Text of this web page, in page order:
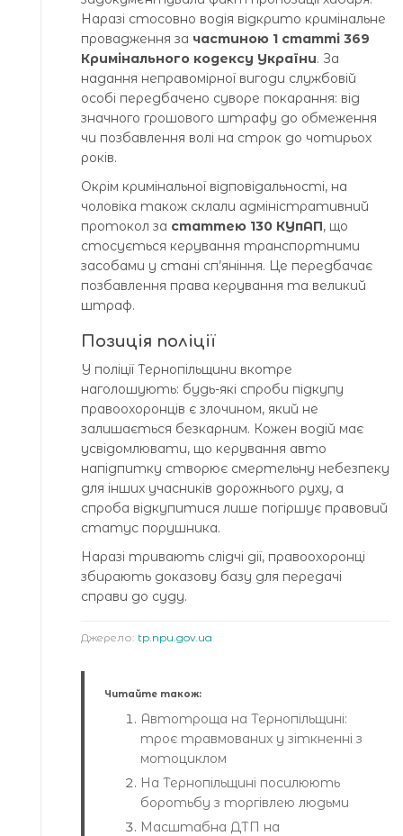
Наразі стосовно водія відкрито кримінальне
провадження за частиною 1 статті 369
Кримінального кодексу України. За
надання неправомірної вигоди службовій
особі передбачено суворе покарання: від
значного грошового штрафу до обмеження
чи позбавлення волі на строк до чотирьох
років.
Окрім кримінальної відповідальності, на
чоловіка також склали адміністративний
протокол за статтею 130 КУпАП, що
стосується керування транспортними
засобами у стані сп’яніння. Це передбачає
позбавлення права керування та великий
штраф.
Позиція поліції
У поліції Тернопільщини вкотре
наголошують: будь-які спроби підкупу
правоохоронців є злочином, який не
залишається безкарним. Кожен водій має
усвідомлювати, що керування авто
напідпитку створює смертельну небезпеку
для інших учасників дорожнього руху, а
спроба відкупитися лише погіршує правовий
статус порушника.
Наразі тривають слідчі дії, правоохоронці
збирають доказову базу для передачі
справи до суду.
Джерело: tp.npu.gov.ua
Читайте також:
Автотроща на Тернопільщині:
троє травмованих у зіткненні з
мотоциклом
На Тернопільщині посилюють
боротьбу з торгівлею людьми
Масштабна ДТП на